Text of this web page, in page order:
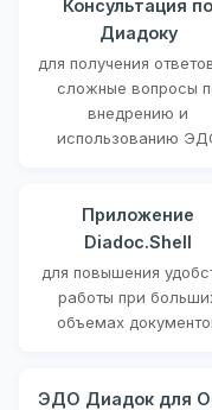
Консультация по
Диадоку
для получения
сложные вопросы
внедрению и
использованию
Приложение
Diadoc.Shell
для повышения
работы при
объемах
ЭДО Диадок для